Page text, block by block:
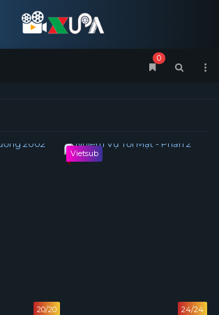
0
20/20
Vietsub
24/24